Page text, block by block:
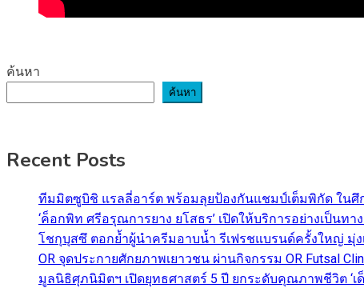
ค้นหา
ค้นหา
Recent Posts
ทีมมิตซูบิชิ แรลลี่อาร์ต พร้อมลุยป้องกันแชมป์เต็มพิกัด ในศึ
‘ค็อกพิท ศรีอรุณการยาง ยโสธร’ เปิดให้บริการอย่างเป็นท
โชกุบุสซึ ตอกย้ำผู้นำครีมอาบน้ำ รีเฟรชแบรนด์ครั้งใหญ่ มุ่
OR จุดประกายศักยภาพเยาวชน ผ่านกิจกรรม OR Futsal
มูลนิธิศุภนิมิตฯ เปิดยุทธศาสตร์ 5 ปี ยกระดับคุณภาพชีวิต ‘